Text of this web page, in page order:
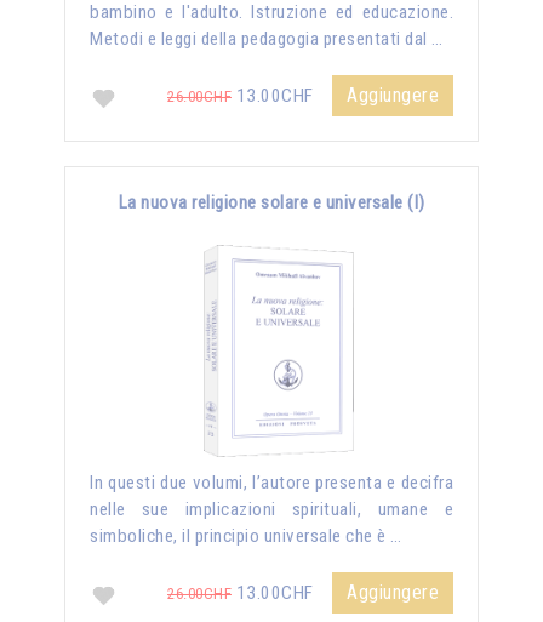
bambino e l'adulto. Istruzione ed educazione.
Metodi e leggi della pedagogia presentati dal …
26.00CHF 13.00CHF Aggiungere
La nuova religione solare e universale (I)
In questi due volumi, l’autore presenta e decifra
nelle sue implicazioni spirituali, umane e
simboliche, il principio universale che è …
26.00CHF 13.00CHF Aggiungere